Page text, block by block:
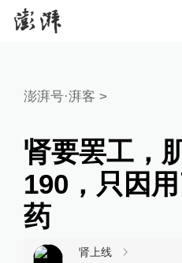
澎湃号·湃客 >
肾要罢工，
190，只因
药
肾上线